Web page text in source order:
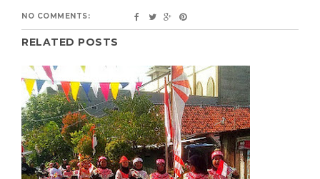
NO COMMENTS:
RELATED POSTS